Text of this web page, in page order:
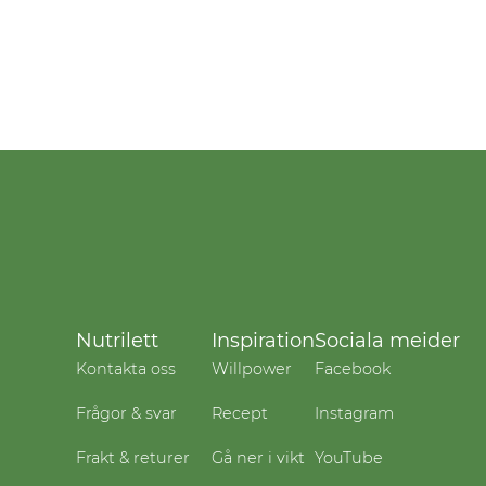
Nutrilett
Kontakta oss
Frågor & svar
Frakt & returer
Inspiration
Willpower
Recept
Gå ner i vikt
Sociala meider
Facebook
Instagram
YouTube